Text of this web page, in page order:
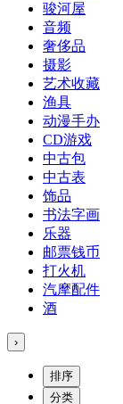
骏河屋
音频
奢侈品
摄影
艺术收藏
渔具
动漫手办
CD游戏
中古包
中古表
饰品
书法字画
乐器
邮票钱币
打火机
汽摩配件
酒
›
排序
分类